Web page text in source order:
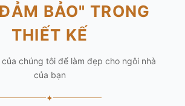
BẢO" TRONG
THIẾT KẾ
chúng tôi để làm đẹp cho ngôi nhà
của bạn
✦